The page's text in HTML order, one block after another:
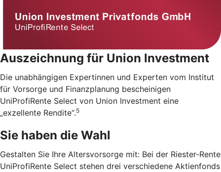
Auszeichnung für Union Investment
Die unabhängigen Expertinnen und Experten vom Institut
für Vorsorge und Finanzplanung bescheinigen
UniProfiRente Select von Union Investment eine
„exzellente Rendite“.5
Sie haben die Wahl
Gestalten Sie Ihre Altersvorsorge mit: Bei der Riester-Rente
UniProfiRente Select stehen drei verschiedene Aktienfonds